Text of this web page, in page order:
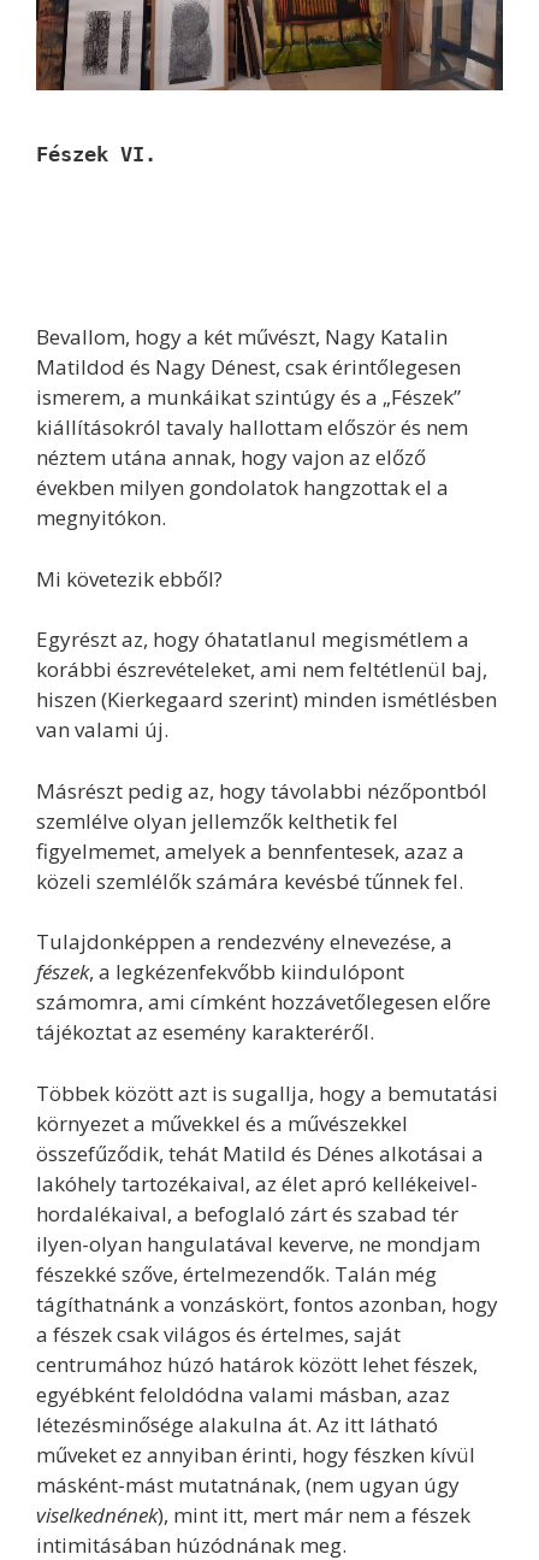
Fészek VI.
Bevallom, hogy a két művészt, Nagy Katalin
Matildod és Nagy Dénest, csak érintőlegesen
ismerem, a munkáikat szintúgy és a „Fészek”
kiállításokról tavaly hallottam először és nem
néztem utána annak, hogy vajon az előző
években milyen gondolatok hangzottak el a
megnyitókon.
Mi követezik ebből?
Egyrészt az, hogy óhatatlanul megismétlem a
korábbi észrevételeket, ami nem feltétlenül baj,
hiszen (Kierkegaard szerint) minden ismétlésben
van valami új.
Másrészt pedig az, hogy távolabbi nézőpontból
szemlélve olyan jellemzők kelthetik fel
figyelmemet, amelyek a bennfentesek, azaz a
közeli szemlélők számára kevésbé tűnnek fel.
Tulajdonképpen a rendezvény elnevezése, a
fészek, a legkézenfekvőbb kiindulópont
számomra, ami címként hozzávetőlegesen előre
tájékoztat az esemény karakteréről.
Többek között azt is sugallja, hogy a bemutatási
környezet a művekkel és a művészekkel
összefűződik, tehát Matild és Dénes alkotásai a
lakóhely tartozékaival, az élet apró kellékeivel-
hordalékaival, a befoglaló zárt és szabad tér
ilyen-olyan hangulatával keverve, ne mondjam
fészekké szőve, értelmezendők. Talán még
tágíthatnánk a vonzáskört, fontos azonban, hogy
a fészek csak világos és értelmes, saját
centrumához húzó határok között lehet fészek,
egyébként feloldódna valami másban, azaz
létezésminősége alakulna át. Az itt látható
műveket ez annyiban érinti, hogy fészken kívül
másként-mást mutatnának, (nem ugyan úgy
viselkednének), mint itt, mert már nem a fészek
intimitásában húzódnának meg.